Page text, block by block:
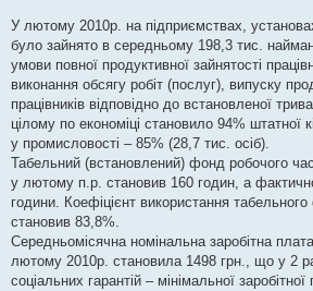
е
н
я
У лютому 2010р. на підприємствах, установах
було зайнято в середньому 198,3 тис.
умови повної продуктивної зайнятості
виконання обсягу робіт (послуг), випуску
працівників відповідно до встановленої
цілому по економіці становило 94% штатної
у промисловості – 85% (28,7 тис. осіб).
Табельний (встановлений) фонд робочого
у лютому п.р. становив 160 годин, а
години. Коефіцієнт використання
становив 83,8%.
Середньомісячна номінальна заробітна
лютому 2010р. становила 1498 грн., що у 2
соціальних гарантій – мінімальної